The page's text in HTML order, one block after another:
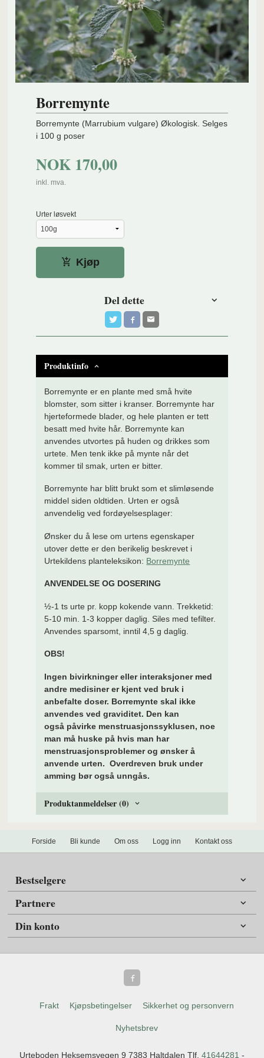
Borremynte
Borremynte (Marrubium vulgare) Økologisk. Selges
i 100 g poser
NOK 170,00
inkl. mva.
Urter løsvekt
Kjøp
Del dette
Produktinfo
Borremynte er en plante med små hvite
blomster, som sitter i kranser. Borremynte har
hjerteformede blader, og hele planten er tett
besatt med hvite hår. Borremynte kan
anvendes utvortes på huden og drikkes som
urtete. Men tenk ikke på mynte når det
kommer til smak, urten er bitter.
Borremynte har blitt brukt som et slimløsende
middel siden oldtiden. Urten er også
anvendelig ved fordøyelsesplager:
Ønsker du å lese om urtens egenskaper
utover dette er den berikelig beskrevet i
Urtekildens planteleksikon: Borremynte
ANVENDELSE OG DOSERING
½-1 ts urte pr. kopp kokende vann. Trekketid:
5-10 min. 1-3 kopper daglig. Siles med tefilter.
Anvendes sparsomt, inntil 4,5 g daglig.
OBS!
Ingen bivirkninger eller interaksjoner med
andre medisiner er kjent ved bruk i
anbefalte doser. Borremynte skal ikke
anvendes ved graviditet. Den kan
også påvirke menstruasjonssyklusen, noe
man må huske på hvis man har
menstruasjonsproblemer og ønsker å
anvende urten. Overdreven bruk under
amming bør også unngås.
Produktanmeldelser (0)
Forside Bli kunde Om oss Logg inn Kontakt oss
Bestselgere
Partnere
Din konto
Frakt Kjøpsbetingelser Sikkerhet og personvern
Nyhetsbrev
Urteboden Heksemsvegen 9 7383 Haltdalen Tlf. 41644281 -